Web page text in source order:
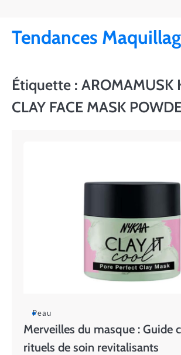
content
Tendances
Étiquette : AROMAMUSK
CLAY FACE MASK
Peau
Merveilles du masque : Guide
rituels de soin revitalisants